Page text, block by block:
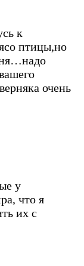
к
птицы,но
очень
у
что я
их с